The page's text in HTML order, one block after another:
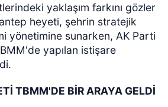
yaklaşım farkını gözler
heyeti, şehrin stratejik
yönetimine sunarken, AK Parti
yapılan istişare
TBMM'DE BİR ARAYA GELDİ